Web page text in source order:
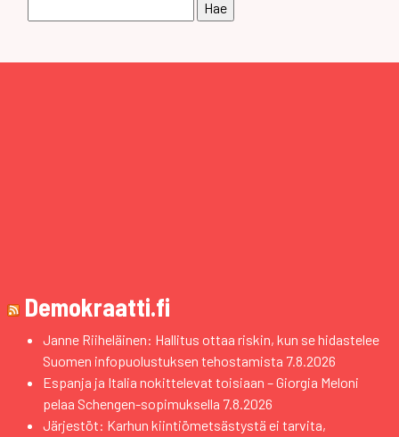
Demokraatti.fi
Janne Riiheläinen: Hallitus ottaa riskin, kun se hidastelee
Suomen infopuolustuksen tehostamista 7.8.2026
Espanja ja Italia nokittelevat toisiaan – Giorgia Meloni
pelaa Schengen-sopimuksella 7.8.2026
Järjestöt: Karhun kiintiömetsästystä ei tarvita,